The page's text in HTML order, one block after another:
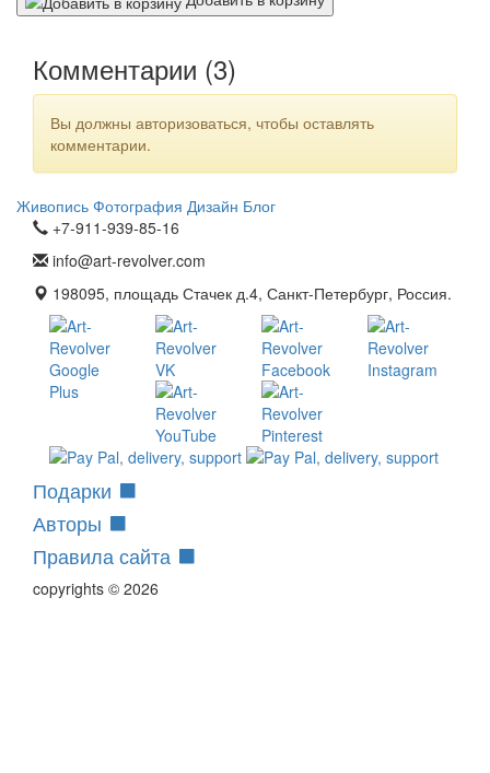
Комментарии (3)
Вы должны авторизоваться, чтобы оставлять
комментарии.
Живопись Фотография Дизайн Блог
+7-911-939-85-16
info@art-revolver.com
198095, площадь Стачек д.4, Санкт-Петербург, Россия.
Подарки
Авторы
Правила сайта
copyrights © 2026